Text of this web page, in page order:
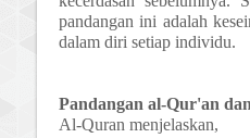
pandangan ini adalah
dalam diri setiap individu.
Pandangan al-Qur'an
Al-Quran menjelaskan,